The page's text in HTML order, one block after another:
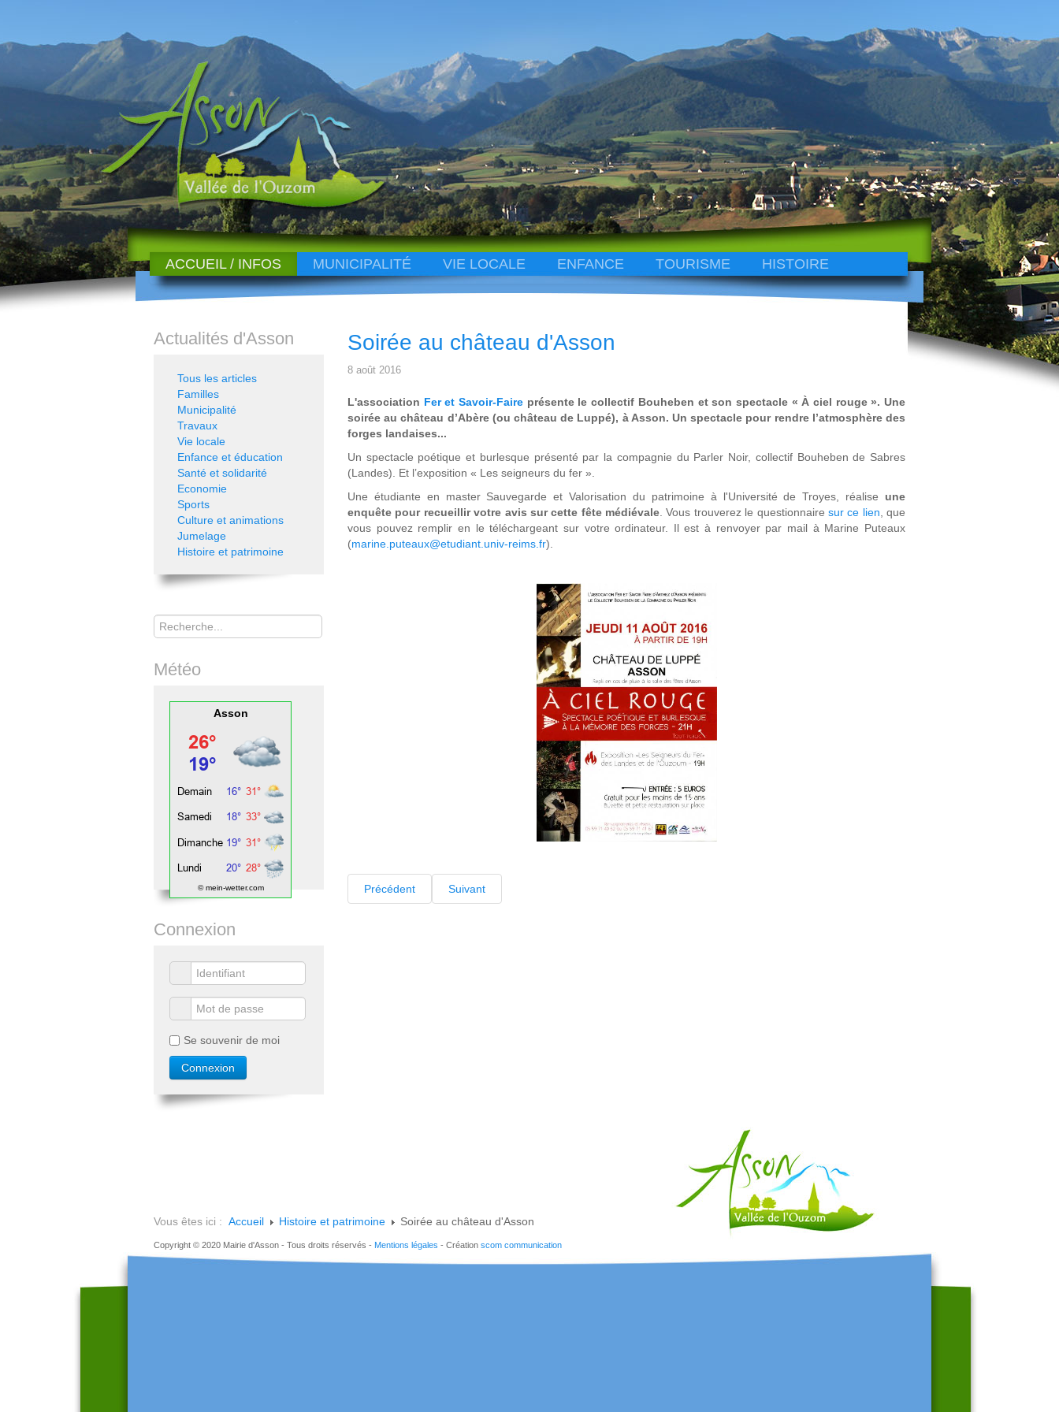
ACCUEIL / INFOS MUNICIPALITÉ VIE LOCALE ENFANCE TOURISME HISTOIRE
Soirée au château d'Asson
8 août 2016
L'association Fer et Savoir-Faire présente le collectif Bouheben et son spectacle « À ciel rouge ». Une
soirée au château d’Abère (ou château de Luppé), à Asson. Un spectacle pour rendre l’atmosphère des
forges landaises...
Un spectacle poétique et burlesque présenté par la compagnie du Parler Noir, collectif Bouheben de Sabres
(Landes). Et l’exposition « Les seigneurs du fer ».
Une étudiante en master Sauvegarde et Valorisation du patrimoine à l'Université de Troyes, réalise une
enquête pour recueillir votre avis sur cette fête médiévale . Vous trouverez le questionnaire sur ce lien , que
vous pouvez remplir en le téléchargeant sur votre ordinateur. Il est à renvoyer par mail à Marine Puteaux
(marine.puteaux@etudiant.univ-reims.fr).
Précédent Suivant
Actualités d'Asson
Tous les articles
Familles
Municipalité
Travaux
Vie locale
Enfance et éducation
Santé et solidarité
Economie
Sports
Culture et animations
Jumelage
Histoire et patrimoine
Rechercher
Météo
Asson
© mein-wetter.com
Connexion
Se souvenir de moi
Vous êtes ici : Accueil Histoire et patrimoine Soirée au château d'Asson
Copyright © 2020 Mairie d'Asson - Tous droits réservés - Mentions légales - Création scom communication